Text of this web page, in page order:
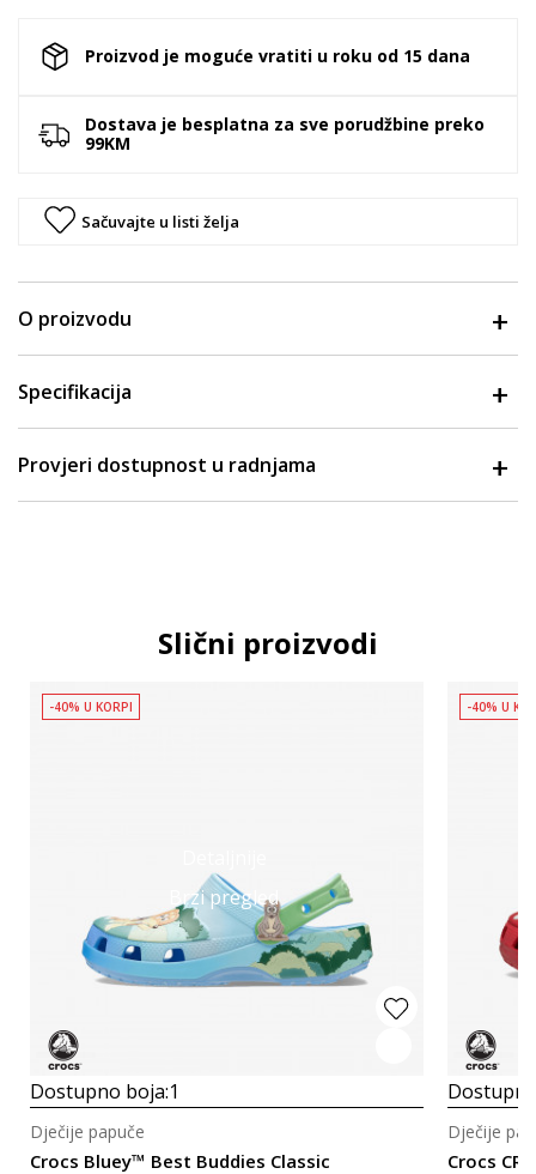
Proizvod je moguće vratiti u roku od 15 dana
Dostava je besplatna za sve porudžbine preko
99KM
Sačuvajte u listi želja
O proizvodu
Specifikacija
Provjeri dostupnost u radnjama
Slični proizvodi
Brzi pregled
-40% U KORPI
Dostupno boja:1
Crocs Bluey™ Best Buddies Classic
Dječije papuče
-40% U
Crocs
Dječije